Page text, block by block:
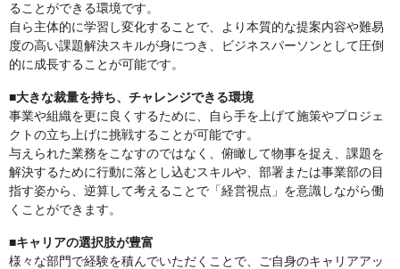
ることができる環境です。
自ら主体的に学習し変化することで、より本質的な提案内容や難易
度の高い課題解決スキルが身につき、ビジネスパーソンとして圧倒
的に成長することが可能です。
■大きな裁量を持ち、チャレンジできる環境
事業や組織を更に良くするために、自ら手を上げて施策やプロジェ
クトの立ち上げに挑戦することが可能です。
与えられた業務をこなすのではなく、俯瞰して物事を捉え、課題を
解決するために行動に落とし込むスキルや、部署または事業部の目
指す姿から、逆算して考えることで「経営視点」を意識しながら働
くことができます。
■キャリアの選択肢が豊富
様々な部門で経験を積んでいただくことで、ご自身のキャリアアッ